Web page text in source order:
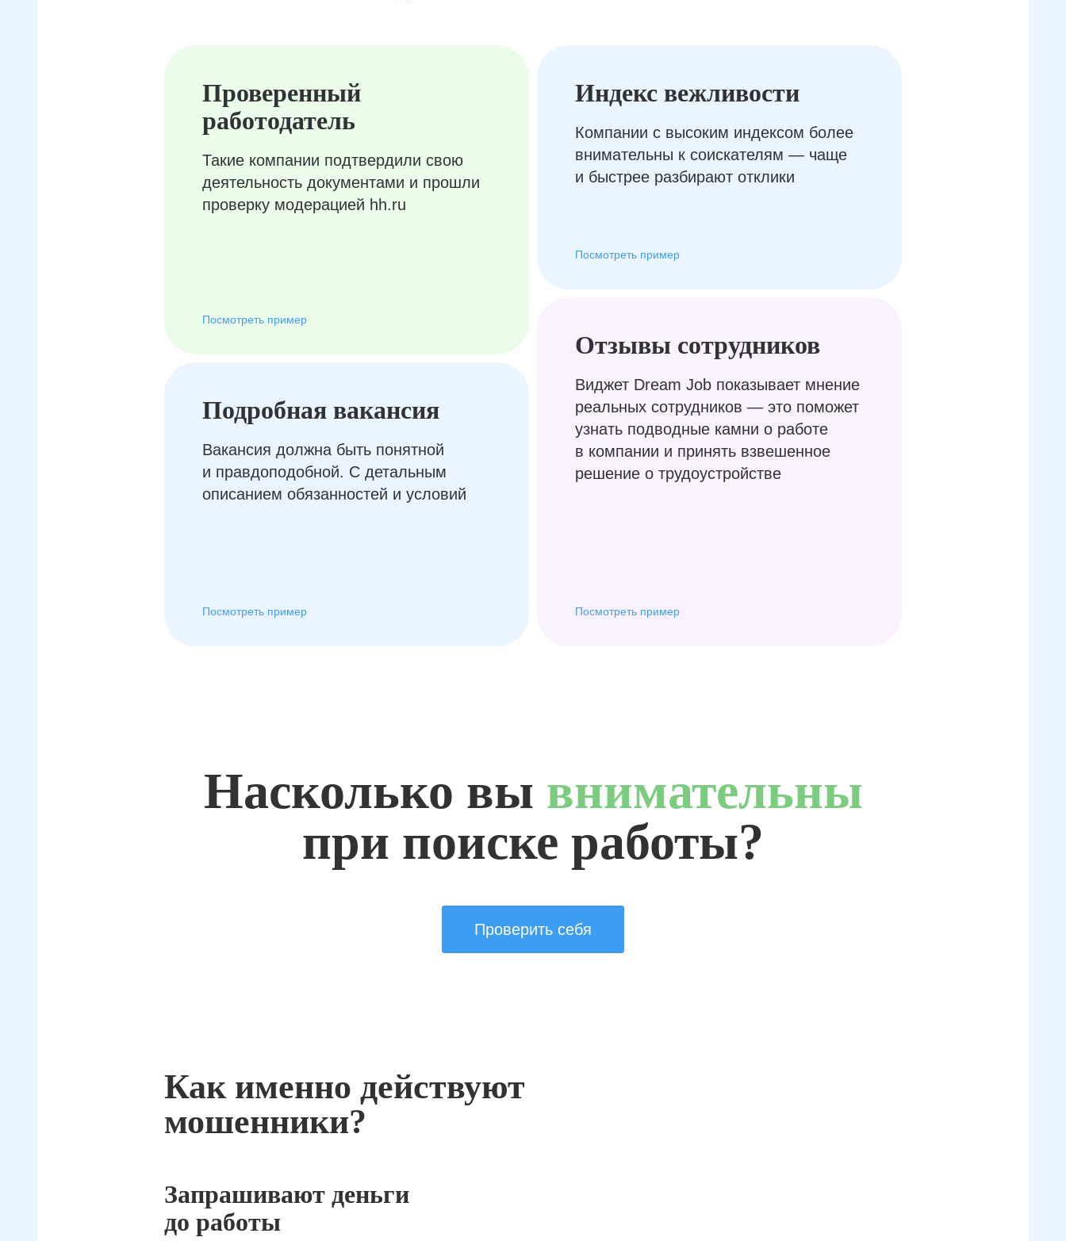
Проверенный
работодатель
Такие компании подтвердили свою
деятельность документами и прошли
проверку модерацией hh.ru
Посмотреть пример
Подробная вакансия
Вакансия должна быть понятной
и правдоподобной. С детальным
описанием обязанностей и условий
Посмотреть пример
Отзывы сотрудников
Виджет Dream Job показывает мнение
реальных сотрудников — это поможет
узнать подводные камни о работе
в компании и принять взвешенное
решение о трудоустройстве
Посмотреть пример
Индекс вежливости
Компании с высоким индексом более
внимательны к соискателям — чаще
и быстрее разбирают отклики
Посмотреть пример
Насколько вы внимательны
при поиске работы?
Проверить себя
Как именно действуют
мошенники?
Запрашивают деньги
до работы